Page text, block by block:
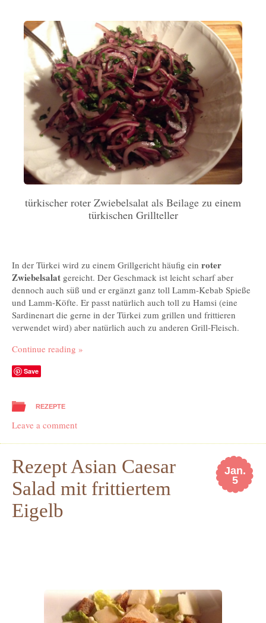
türkischer roter Zwiebelsalat als Beilage zu einem
türkischen Grillteller
In der Türkei wird zu einem Grillgericht häufig ein roter
Zwiebelsalat gereicht. Der Geschmack ist leicht scharf aber
dennoch auch süß und er ergänzt ganz toll Lamm-Kebab Spieße
und Lamm-Köfte. Er passt natürlich auch toll zu Hamsi (eine
Sardinenart die gerne in der Türkei zum grillen und frittieren
verwendet wird) aber natürlich auch zu anderen Grill-Fleisch.
Continue reading »
Save
REZEPTE
Leave a comment
Jan.
5
Rezept Asian Caesar
Salad mit frittiertem
Eigelb